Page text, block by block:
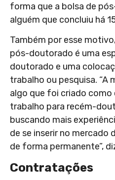
forma que a bolsa de
alguém que concluiu há
Também por esse
pós-doutorado é uma
doutorado e uma
trabalho ou pesquisa. “A
algo que foi criado
trabalho para recém-
buscando mais
de se inserir no mercado
de forma permanente”,
Contratações